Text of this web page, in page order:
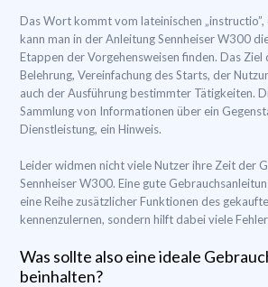
Das Wort kommt vom lateinischen „instructio”,
kann man in der Anleitung Sennheiser W300
Etappen der Vorgehensweisen finden. Das
Belehrung, Vereinfachung des Starts, der
auch der Ausführung bestimmter Tätigkeiten.
Sammlung von Informationen über ein
Dienstleistung, ein Hinweis.
Leider widmen nicht viele Nutzer ihre Zeit der
Sennheiser W300. Eine gute
eine Reihe zusätzlicher Funktionen des
kennenzulernen, sondern hilft dabei viele
Was sollte also eine ideale
beinhalten?